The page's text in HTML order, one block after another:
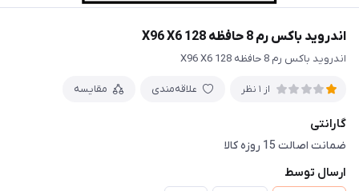
اندروید باکس رم 8 حافظه 128 X96 X6
اندروید باکس رم 8 حافظه 128 X96 X6
از 1 نظر علاقه‌مندی مقایسه
گارانتی
ضمانت اصالت 15 روزه کالا
ارسال توسط